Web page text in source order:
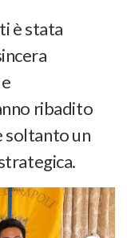
è stata
ribadito
soltanto un